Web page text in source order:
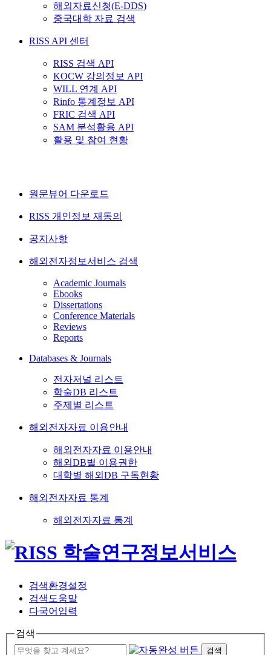
해외자료신청(E-DDS)
중국대학 자료 검색
RISS API 센터
RISS 검색 API
KOCW 강의정보 API
WILL 연계 API
Rinfo 통계정보 API
FRIC 검색 API
SAM 분석활용 API
활용 및 참여 현황
원문뷰어 다운로드
RISS 개인정보 재동의
공지사항
해외전자정보서비스 검색
Academic Journals
Ebooks
Dissertations
Conference Materials
Reviews
Reports
Databases & Journals
전자저널 리스트
학술DB 리스트
주제별 리스트
해외전자자료 이용안내
해외전자자료 이용안내
해외DB별 이용권한
대학별 해외DB 구독현황
해외전자자료 통계
해외전자자료 통계
검색환경설정
검색도움말
다국어입력
검색
검색